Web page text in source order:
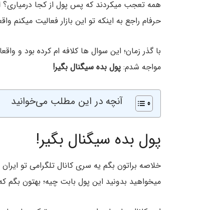
همه تعجب میکردند که پس پول از کجا
حرفام راجع به اینکه تو این بازار فعالیت میکنم
با گذر زمان؛ این سوال ها کلافه ام کرده بود و
مواجه شدم: پول بده سیگنال بگیر!
آنچه در این مطلب می‌خوانید
پول بده سیگنال بگیر!
خلاصه براتون بگم یه سری کانال تلگرامی تو
میخواهید بدونید این پول بابت چیه؛ بهتون بگم